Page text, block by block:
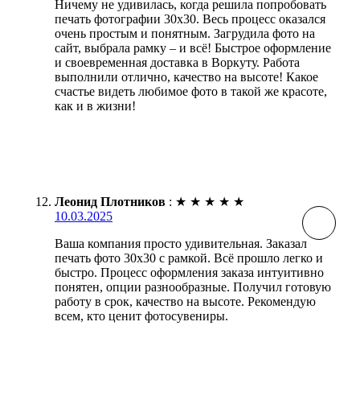
Ничему не удивилась, когда решила попробовать
печать фотографии 30х30. Весь процесс оказался
очень простым и понятным. Загрудила фото на
сайт, выбрала рамку – и всё! Быстрое оформление
и своевременная доставка в Воркуту. Работа
выполнили отлично, качество на высоте! Какое
счастье видеть любимое фото в такой же красоте,
как и в жизни!
Леонид Плотников : ★ ★ ★ ★ ★
10.03.2025
Ваша компания просто удивительная. Заказал
печать фото 30х30 с рамкой. Всё прошло легко и
быстро. Процесс оформления заказа интуитивно
понятен, опции разнообразные. Получил готовую
работу в срок, качество на высоте. Рекомендую
всем, кто ценит фотосувениры.